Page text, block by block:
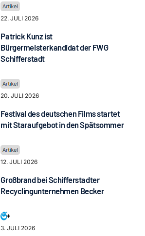
22. JULI 2026
Patrick Kunz ist
Bürgermeisterkandidat der FWG
Schifferstadt
20. JULI 2026
Festival des deutschen Films startet
mit Staraufgebot in den Spätsommer
12. JULI 2026
Großbrand bei Schifferstadter
Recyclingunternehmen Becker
3. JULI 2026